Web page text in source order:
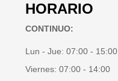
HORARIO
CONTINUO:
Lun - Jue:07:00 - 15:00
Viernes:07:00 - 14:00